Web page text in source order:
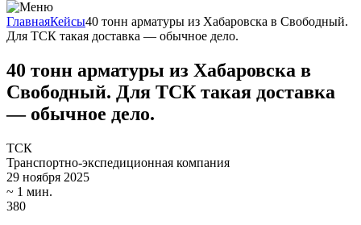
ГлавнаяКейсы40 тонн арматуры из Хабаровска в Свободный.
Для ТСК такая доставка — обычное дело.
40 тонн арматуры из Хабаровска в
Свободный. Для ТСК такая доставка
— обычное дело.
ТСК
Транспортно-экспедиционная компания
29 ноября 2025
~ 1 мин.
380